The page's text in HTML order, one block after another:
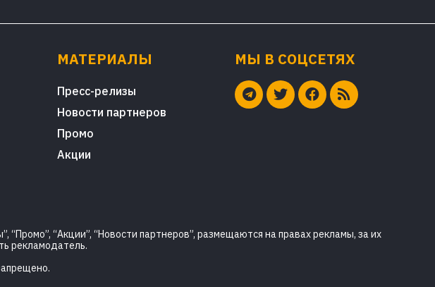
МАТЕРИАЛЫ
Пресс-релизы
Новости партнеров
Промо
Акции
МЫ В СОЦСЕТЯХ
“Акции”, “Новости партнеров”, размещаются на правах рекламы, за их
рекламодатель.